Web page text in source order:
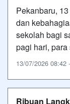
Pekanbaru,
dan
sekolah bagi
pagi hari,
13/07/2026 08:42
Ribuan